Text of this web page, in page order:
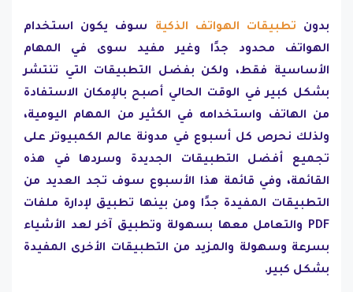
بدون تطبيقات الهواتف الذكية سوف يكون استخدام
الهواتف محدود جدًا وغير مفيد سوى في المهام
الأساسية فقط، ولكن بفضل التطبيقات التي تنتشر
بشكل كبير في الوقت الحالي أصبح بالإمكان الاستفادة
من الهاتف واستخدامه في الكثير من المهام اليومية،
ولذلك نحرص كل أسبوع في مدونة عالم الكمبيوتر على
تجميع أفضل التطبيقات الجديدة وسردها في هذه
القائمة، وفي قائمة هذا الأسبوع سوف تجد العديد من
التطبيقات المفيدة جدًا ومن بينها تطبيق لإدارة ملفات
PDF والتعامل معها بسهولة وتطبيق آخر لعد الأشياء
بسرعة وسهولة والمزيد من التطبيقات الأخرى المفيدة
بشكل كبير.